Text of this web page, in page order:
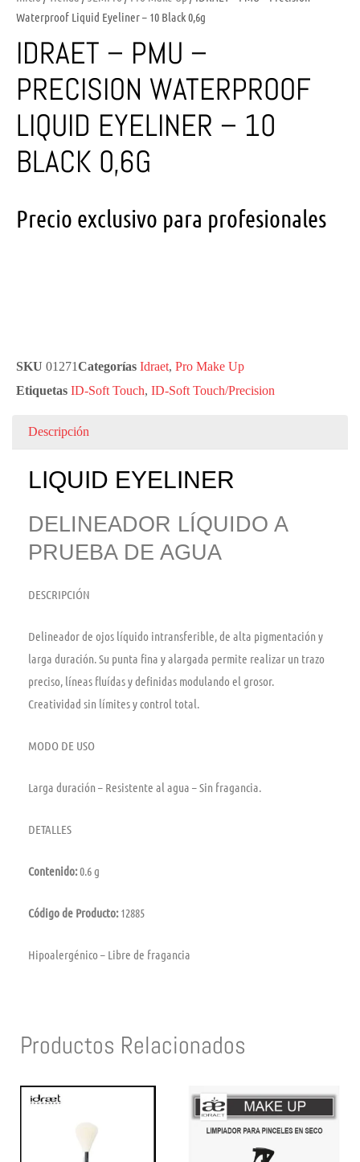
Waterproof Liquid Eyeliner – 10 Black 0,6g
IDRAET – PMU –
PRECISION WATERPROOF
LIQUID EYELINER – 10
BLACK 0,6G
Precio exclusivo para profesionales
SKU 01271Categorías Idraet, Pro Make Up
Etiquetas ID-Soft Touch, ID-Soft Touch/Precision
Descripción
LIQUID EYELINER
DELINEADOR LÍQUIDO A
PRUEBA DE AGUA
DESCRIPCIÓN
Delineador de ojos líquido intransferible, de alta pigmentación y
larga duración. Su punta fina y alargada permite realizar un trazo
preciso, líneas fluídas y definidas modulando el grosor.
Creatividad sin límites y control total.
MODO DE USO
Larga duración – Resistente al agua – Sin fragancia.
DETALLES
Contenido:0.6 g
Código de Producto:12885
Hipoalergénico – Libre de fragancia
Productos Relacionados